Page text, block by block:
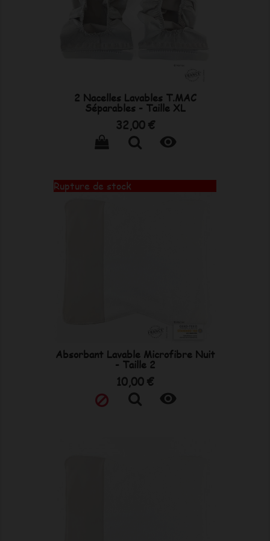
2 Nacelles Lavables T.MAC
Séparables - Taille XL
Prix
32,00 €

Rupture de stock
Absorbant Lavable Microfibre Nuit
- Taille 2
Prix
10,00 €
